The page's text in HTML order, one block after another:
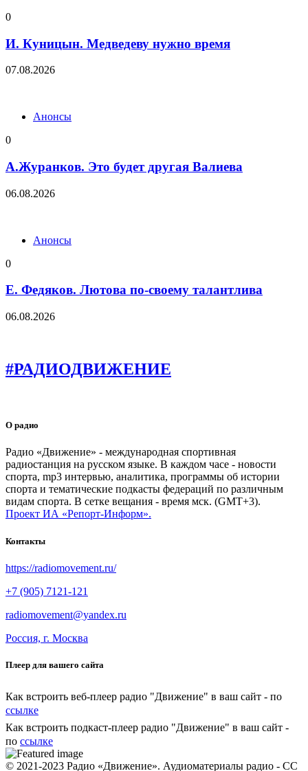
0
И. Куницын. Медведеву нужно время
07.08.2026
Анонсы
0
А.Журанков. Это будет другая Валиева
06.08.2026
Анонсы
0
Е. Федяков. Лютова по-своему талантлива
06.08.2026
#РАДИОДВИЖЕНИЕ
О радио
Радио «Движение» - международная спортивная
радиостанция на русском языке. В каждом часе - новости
спорта, mp3 интервью, аналитика, программы об истории
спорта и тематические подкасты федераций по различным
видам спорта. В сетке вещания - время мск. (GMT+3).
Проект ИА «Репорт-Информ».
Контакты
https://radiomovement.ru/
+7 (905) 7121-121
radiomovement@yandex.ru
Россия, г. Москва
Плеер для вашего сайта
Как встроить веб-плеер радио "Движение" в ваш сайт - по
ссылке
Как встроить подкаст-плеер радио "Движение" в ваш сайт -
по ссылке
© 2021-2023 Радио «Движение». Аудиоматериалы радио - CC